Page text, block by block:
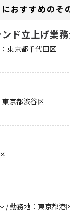
おすすめのそ
ド立上げ業
東京都千代田区
京都渋谷区
/ 勤務地：東京都港